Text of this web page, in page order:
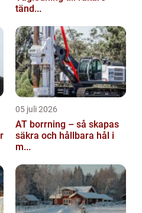
tänd...
05 juli 2026
AT borrning – så skapas
säkra och hållbara hål i
m...